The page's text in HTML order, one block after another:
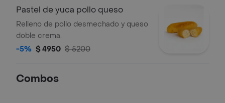
Pastel de yuca pollo queso
Relleno de pollo desmechado y queso
doble crema.
-5% $ 4950 $ 5200
Combos